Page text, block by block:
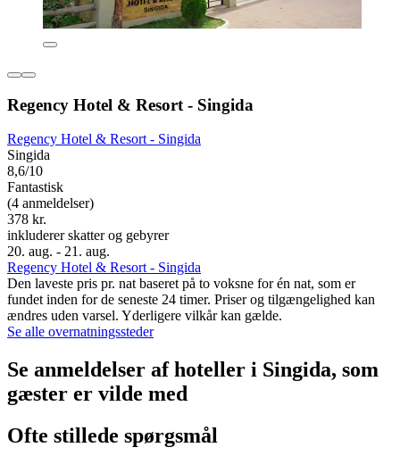
Regency Hotel & Resort - Singida
Regency Hotel & Resort - Singida
Singida
8,6/10
Fantastisk
(4 anmeldelser)
378 kr.
inkluderer skatter og gebyrer
20. aug. - 21. aug.
Regency Hotel & Resort - Singida
Den laveste pris pr. nat baseret på to voksne for én nat, som er
fundet inden for de seneste 24 timer. Priser og tilgængelighed kan
ændres uden varsel. Yderligere vilkår kan gælde.
Se alle overnatningssteder
Se anmeldelser af hoteller i Singida, som
gæster er vilde med
Ofte stillede spørgsmål